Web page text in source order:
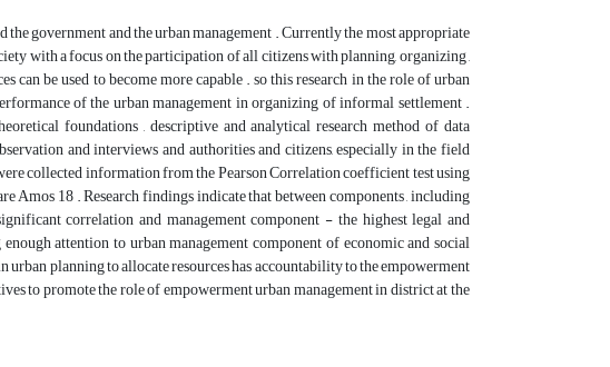
government and the urban management . Currently the most appropriate
with a focus on the participation of all citizens with planning, organizing ,
be used to become more capable . so this research in the role of urban
of the urban management in organizing of informal settlement .
foundations , descriptive and analytical research method of data
and interviews and authorities and citizens, especially in the field
collected information from the Pearson Correlation coefficient test using
Amos 18 . Research findings indicate that between components , including
correlation and management component - the highest legal and
attention to urban management component of economic and social
planning to allocate resources has accountability to the empowerment
to promote the role of empowerment urban management in district at the